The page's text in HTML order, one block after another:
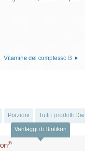
Vitamine del complesso B
Porzioni Tutti i prodotti
Vantaggi di Biotikon
®